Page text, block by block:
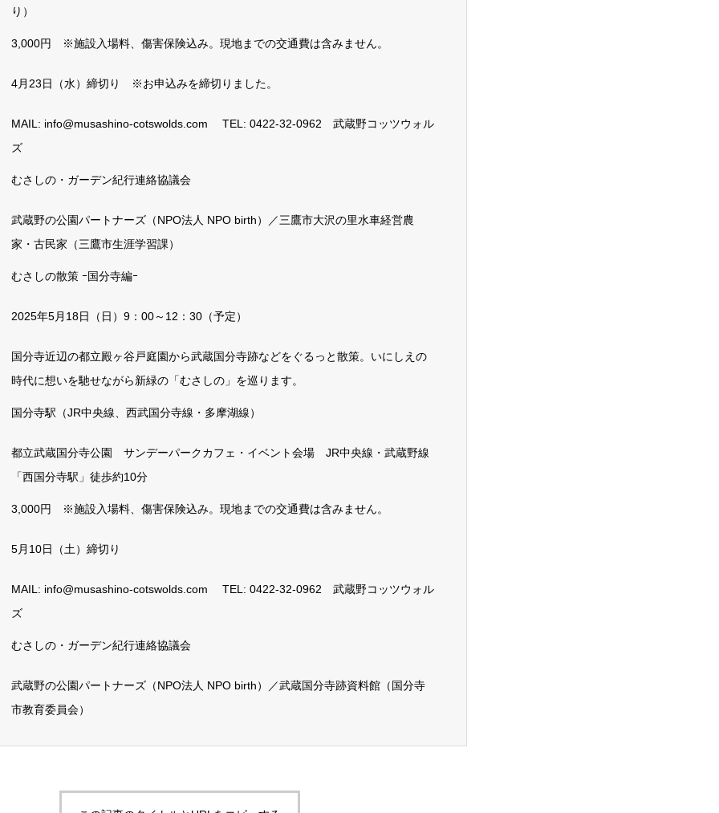
り）
3,000円 ※施設入場料、傷害保険込み。現地までの交通費は含みません。
4月23日（水）締切り ※お申込みを締切りました。
MAIL: info@musashino-cotswolds.com TEL: 0422-32-0962 武蔵野コッツウォル
ズ
むさしの・ガーデン紀行連絡協議会
武蔵野の公園パートナーズ（NPO法人 NPO birth）／三鷹市大沢の里水車経営農
家・古民家（三鷹市生涯学習課）
むさしの散策 ｰ国分寺編ｰ
2025年5月18日（日）9：00～12：30（予定）
国分寺近辺の都立殿ヶ谷戸庭園から武蔵国分寺跡などをぐるっと散策。いにしえの
時代に想いを馳せながら新緑の「むさしの」を巡ります。
国分寺駅（JR中央線、西武国分寺線・多摩湖線）
都立武蔵国分寺公園 サンデーパークカフェ・イベント会場 JR中央線・武蔵野線
「西国分寺駅」徒歩約10分
3,000円 ※施設入場料、傷害保険込み。現地までの交通費は含みません。
5月10日（土）締切り
MAIL: info@musashino-cotswolds.com TEL: 0422-32-0962 武蔵野コッツウォル
ズ
むさしの・ガーデン紀行連絡協議会
武蔵野の公園パートナーズ（NPO法人 NPO birth）／武蔵国分寺跡資料館（国分寺
市教育委員会）